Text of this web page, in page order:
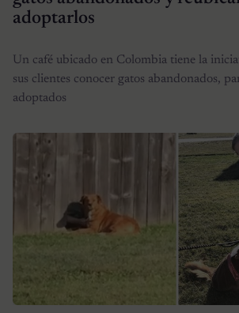
adoptarlos
Un café ubicado en Colombia tiene la
sus clientes conocer gatos abandonados,
adoptados